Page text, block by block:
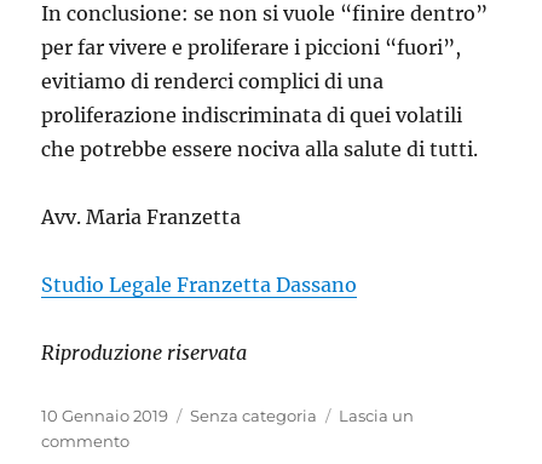
In conclusione: se non si vuole “finire dentro”
per far vivere e proliferare i piccioni “fuori”,
evitiamo di renderci complici di una
proliferazione indiscriminata di quei volatili
che potrebbe essere nociva alla salute di tutti.
Avv. Maria Franzetta
Studio Legale Franzetta Dassano
Riproduzione riservata
Pubblicato
il
10 Gennaio 2019 Categorie
Senza categoria
Lascia un
commentosu